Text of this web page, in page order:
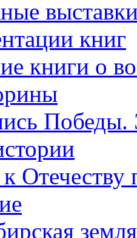
книг
книги о
Победы.
Отечеству
земля